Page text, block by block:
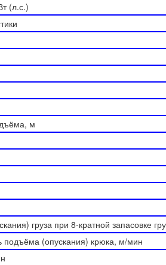
(л.с.)
м
груза при 8-кратной запасовке
подъёма (опускания) крюка, м/мин